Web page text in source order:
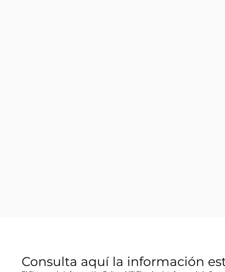
Consulta aquí la información